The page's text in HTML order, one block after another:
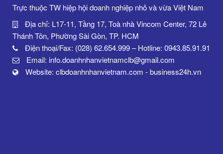
Trực thuộc TW hiệp hội doanh nghiệp nhỏ và vừa Việt Nam
Địa chỉ: L17-11, Tầng 17, Toà nhà Vincom Center, 72 Lê
Thánh Tôn, Phường Sài Gòn, TP. HCM
Điện thoại/Fax: (028) 62.654.999 – Hotline: 0943.85.91.91
Email: info.doanhnhanvietnamclb@gmail.com
Website: clbdoanhnhanvietnam.com - business24h.vn